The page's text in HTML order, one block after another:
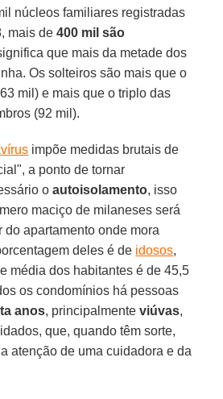
núcleos familiares registradas
mais de400 mil são
que mais da metade dos
Os solteiros são mais que o
mil) e mais que o triplo das
(92 mil).
impõe medidas brutais de
a ponto de tornar
oautoisolamento, isso
maciço de milaneses será
apartamento onde mora
deles é de idosos,
média dos habitantes é de 45,5
os condomínios há pessoas
anos, principalmenteviúvas,
que, quando têm sorte,
atenção de uma cuidadora e da